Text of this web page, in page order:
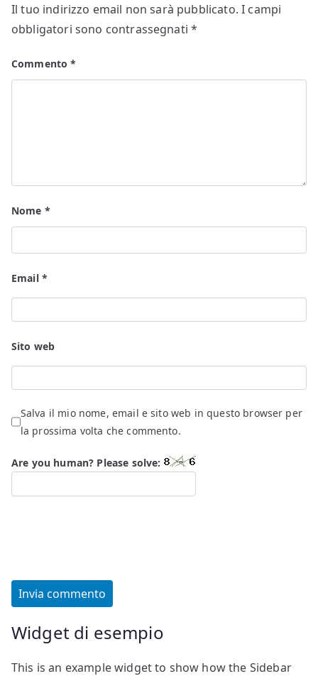
Il tuo indirizzo email non sarà pubblicato. I campi
obbligatori sono contrassegnati*
Commento*
Nome *
Email *
Sito web
Salva il mio nome, email e sito web in questo browser per
la prossima volta che commento.
Are you human? Please solve:
Widget di esempio
This is an example widget to show how the Sidebar